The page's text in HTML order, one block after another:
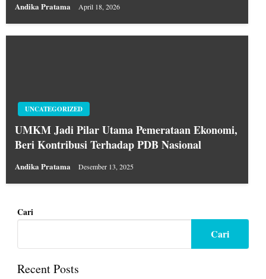
Andika Pratama April 18, 2026
UNCATEGORIZED
UMKM Jadi Pilar Utama Pemerataan Ekonomi,
Beri Kontribusi Terhadap PDB Nasional
Andika Pratama Desember 13, 2025
Cari
Cari
Recent Posts